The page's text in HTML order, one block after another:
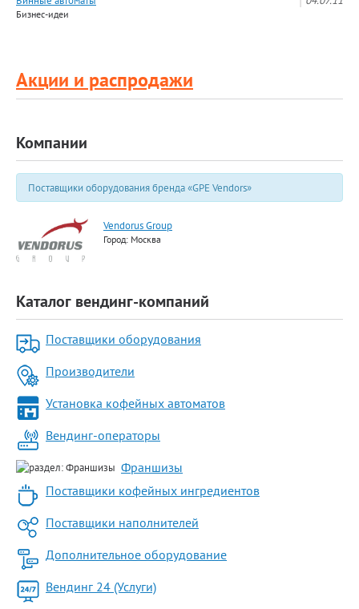
Бизнес-идеи
Акции и распродажи
Компании
Поставщики оборудования бренда «GPE Vendors»
Vendorus Group
Город: Москва
Каталог вендинг-компаний
Поставщики оборудования
Производители
Установка кофейных автоматов
Вендинг-операторы
Франшизы
Поставщики кофейных ингредиентов
Поставщики наполнителей
Дополнительное оборудование
Вендинг 24 (Услуги)